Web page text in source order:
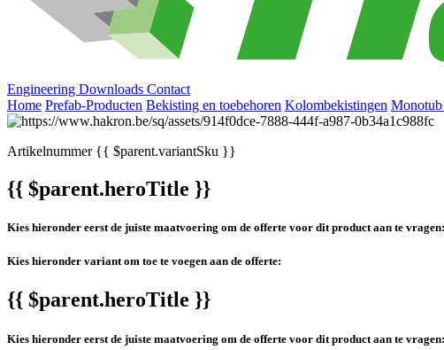
Engineering Downloads Contact
Home Prefab-Producten Bekisting en toebehoren Kolombekistingen
Artikelnummer{{ $parent.variantSku }}
{{ $parent.heroTitle }}
Kies hieronder eerst de juiste maatvoering om de offerte voor dit product aan te vragen:
Kies hieronder variant om toe te voegen aan de offerte:
{{ $parent.heroTitle }}
Kies hieronder eerst de juiste maatvoering om de offerte voor dit product aan te vragen: